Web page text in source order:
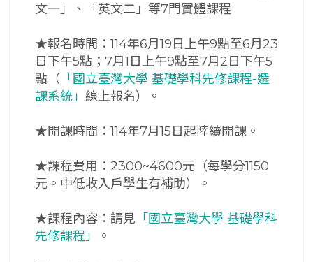
文一」、「英文二」等7門實體課程
★報名時間：114年6月19日上午9點至6月23
日下午5點；7月1日上午9點至7月2日下午5
點（ 「國立臺灣大學 基礎學科先修課程-選
課系統」 線上報名）。
★開課時間：114年7月15日起陸續開課。
★課程費用：2300~4600元（每學分1150
元。中低收入戶學生有補助）。
★課程內容：請見 「國立臺灣大學 基礎學科
先修課程」
。